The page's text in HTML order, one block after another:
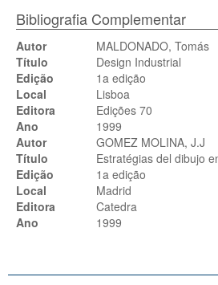
Bibliografia Complementar
Autor
MALDONADO, Tomás
Título
Design Industrial
Edição
1a edição
Local
Lisboa
Editora
Edições 70
Ano
1999
Autor
GOMEZ MOLINA, J.J
Título
Estratégias del dibujo
Edição
1a edição
Local
Madrid
Editora
Catedra
Ano
1999